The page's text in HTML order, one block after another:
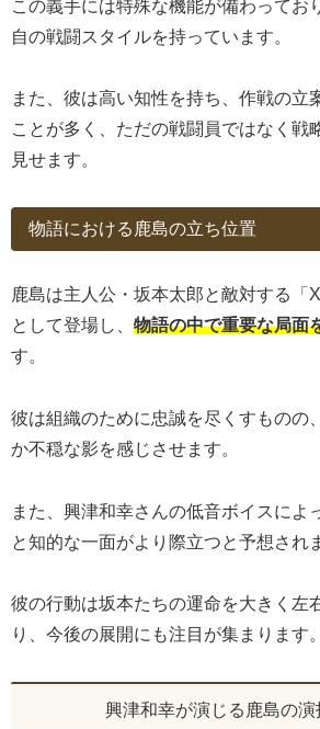
この義手には特殊な機能が備わってお
自の戦闘スタイルを持っています。
また、彼は高い知性を持ち、作戦の立
ことが多く、ただの戦闘員ではなく戦
見せます。
物語における鹿島の立ち位置
鹿島は主人公・坂本太郎と敵対する「
として登場し、 物語の中で重要な局面
す。
彼は組織のために忠誠を尽くすものの
か不穏な影を感じさせます。
また、興津和幸さんの低音ボイスによ
と知的な一面がより際立つと予想され
彼の行動は坂本たちの運命を大きく左
り、今後の展開にも注目が集まります。
興津和幸が演じる鹿島の演